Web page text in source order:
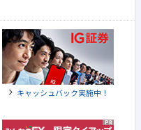
キャッシュバック実施中！